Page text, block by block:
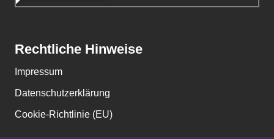
Rechtliche Hinweise
Impressum
Datenschutzerklärung
Cookie-Richtlinie (EU)